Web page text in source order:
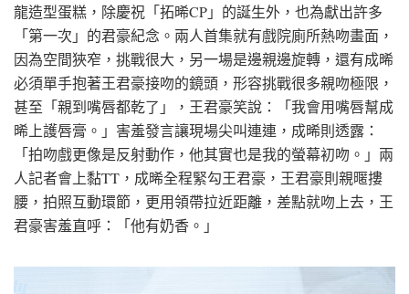
龍造型蛋糕，除慶祝「拓晞CP」的誕生外，也為獻出許多
「第一次」的君豪紀念。兩人首集就有戲院廁所熱吻畫面，
因為空間狹窄，挑戰很大，另一場是邊親邊旋轉，還有成晞
必須單手抱著王君豪接吻的鏡頭，形容挑戰很多親吻極限，
甚至「親到嘴唇都乾了」，王君豪笑說：「我會用嘴唇幫成
晞上護唇膏。」害羞發言讓現場尖叫連連，成晞則透露：
「拍吻戲更像是反射動作，他其實也是我的螢幕初吻。」兩
人記者會上黏TT，成晞全程緊勾王君豪，王君豪則親暱摟
腰，拍照互動環節，更用領帶拉近距離，差點就吻上去，王
君豪害羞直呼：「他有奶香。」